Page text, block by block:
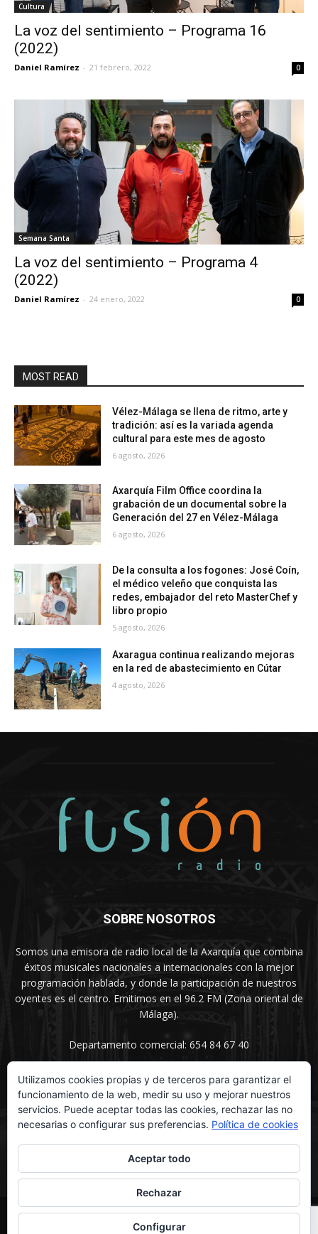
Cultura
La voz del sentimiento – Programa 16
(2022)
Daniel Ramírez - 21 febrero, 2022 0
Semana Santa
La voz del sentimiento – Programa 4
(2022)
Daniel Ramírez - 24 enero, 2022 0
MOST READ
Vélez-Málaga se llena de ritmo, arte y
tradición: así es la variada agenda
cultural para este mes de agosto
6 agosto, 2026
Axarquía Film Office coordina la
grabación de un documental sobre la
Generación del 27 en Vélez-Málaga
6 agosto, 2026
De la consulta a los fogones: José Coín,
el médico veleño que conquista las
redes, embajador del reto MasterChef y
libro propio
5 agosto, 2026
Axaragua continua realizando mejoras
en la red de abastecimiento en Cútar
4 agosto, 2026
SOBRE NOSOTROS
Somos una emisora de radio local de la Axarquía que combina
éxitos musicales nacionales a internacionales con la mejor
programación hablada, y donde la participación de nuestros
oyentes es el centro. Emitimos en el 96.2 FM (Zona oriental de
Málaga).
Departamento comercial: 654 84 67 40
SÍGUENOS
© UNIMEDIOS - Agencia de Marketing en Vélez-Málaga 2026
Utilizamos cookies propias y de terceros para garantizar el
funcionamiento de la web, medir su uso y mejorar nuestros
servicios. Puede aceptar todas las cookies, rechazar las no
necesarias o configurar sus preferencias. Política de cookies
Aceptar todo
Rechazar
Configurar